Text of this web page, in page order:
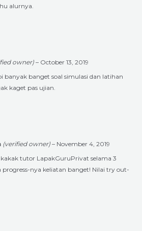
alurnya.
owner)– October 13, 2019
banyak banget soal simulasi dan latihan
kaget pas ujian.
(verified owner) – November 4, 2019
tutor LapakGuruPrivat selama 3
nya keliatan banget! Nilai try out-